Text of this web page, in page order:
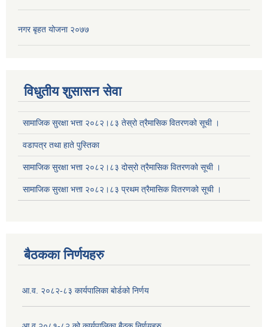
नगर बृहत योजना २०७७
विधुतीय शुसासन सेवा
सामाजिक सुरक्षा भत्ता २०८२।८३ तेस्रो त्रैमासिक वितरणको सूची ।
वडापत्र तथा हाते पुस्तिका
सामाजिक सुरक्षा भत्ता २०८२।८३ दोस्रो त्रैमासिक वितरणको सूची ।
सामाजिक सुरक्षा भत्ता २०८२।८३ प्रथम त्रैमासिक वितरणको सूची ।
बैठकका निर्णयहरु
आ.व. २०८२-८३ कार्यपालिका बोर्डको निर्णय